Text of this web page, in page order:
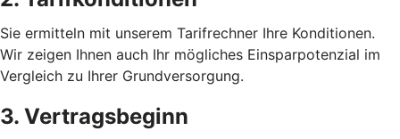
Sie ermitteln mit unserem Tarifrechner Ihre Konditionen.
Wir zeigen Ihnen auch Ihr mögliches Einsparpotenzial im
Vergleich zu Ihrer Grundversorgung.
3. Vertragsbeginn